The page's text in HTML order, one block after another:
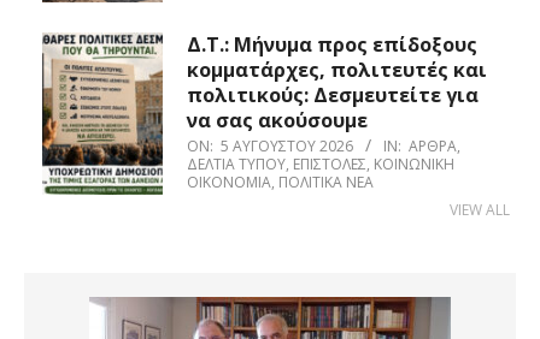
Δ.Τ.: Μήνυμα προς επίδοξους
κομματάρχες, πολιτευτές και
πολιτικούς: Δεσμευτείτε για
να σας ακούσουμε
ON: 5 ΑΥΓΟΎΣΤΟΥ 2026 IN: ΆΡΘΡΑ,
ΔΕΛΤΊΑ ΤΎΠΟΥ, ΕΠΙΣΤΟΛΈΣ, ΚΟΙΝΩΝΙΚΉ
ΟΙΚΟΝΟΜΊΑ, ΠΟΛΙΤΙΚΆ ΝΈΑ
VIEW ALL